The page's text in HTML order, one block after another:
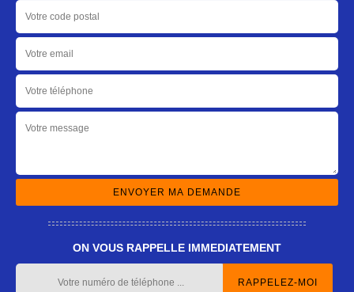
ON VOUS RAPPELLE IMMEDIATEMENT